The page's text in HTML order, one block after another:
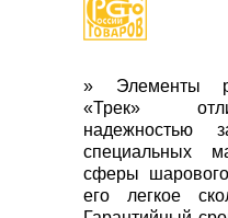
» Элементы
«Трек»
надежностью
специальных
сферы
его легкое